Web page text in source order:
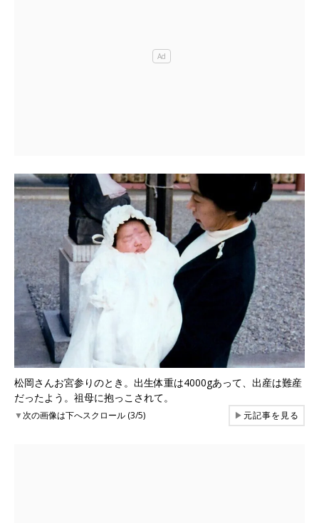
松岡さんお宮参りのとき。出生体重は4000gあって、出産は難産
だったよう。祖母に抱っこされて。
▼次の画像は下へスクロール (3/5) ▶元記事を見る